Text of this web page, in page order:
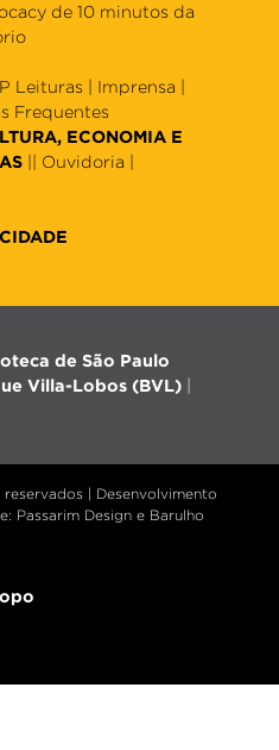
de 10 minutos da
Leituras Imprensa
Frequentes
ECONOMIA E
Ouvidoria
de São Paulo
Villa-Lobos (BVL)
| Desenvolvimento
Passarim Design e Barulho